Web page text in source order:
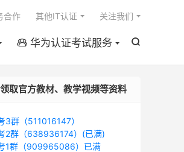

 华为认证考试服务
合作 其他IT认证 关注我们
取官方教材、教学视频等资料
3群（511016147）
2群（638936174）(已满)
1群（909965086）已满